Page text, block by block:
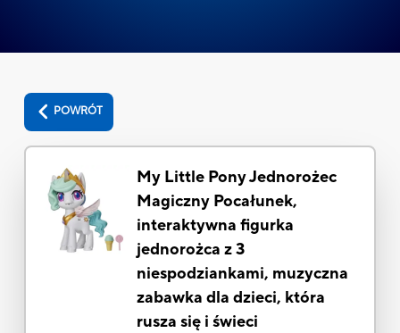
POWRÓT
My Little Pony Jednorożec
Magiczny Pocałunek,
interaktywna figurka
jednorożca z 3
niespodziankami, muzyczna
zabawka dla dzieci, która
rusza się i świeci